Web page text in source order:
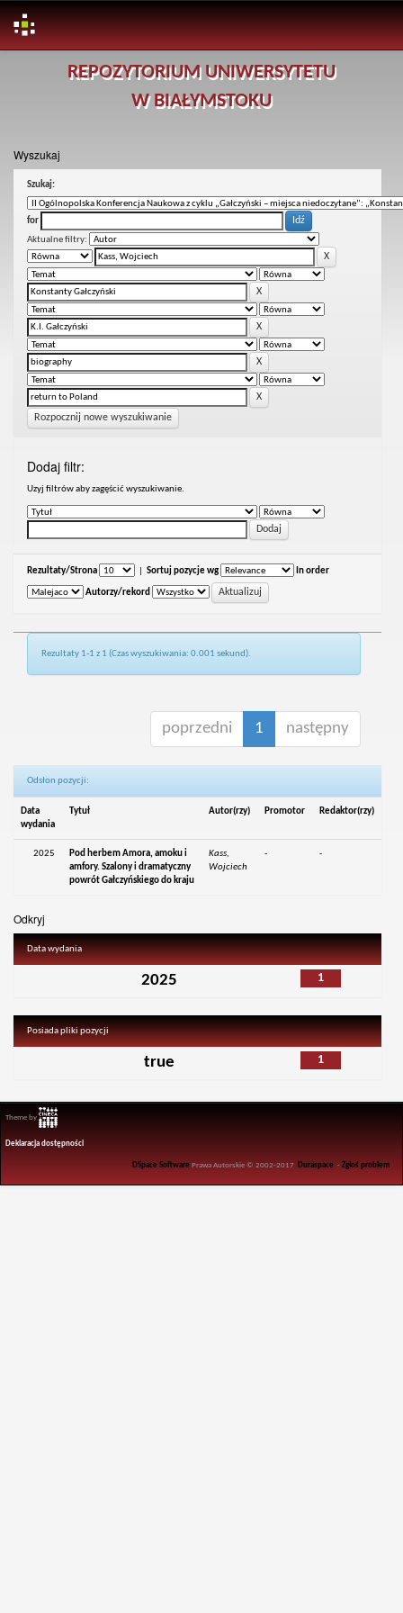
REPOZYTORIUM UNIWERSYTETU
W BIAŁYMSTOKU
Wyszukaj
Szukaj:
for
Aktualne filtry:
Rozpocznij nowe wyszukiwanie
Dodaj filtr:
Uzyj filtrów aby zagęścić wyszukiwanie.
Rezultaty/Strona Sortuj pozycje wg In order
Autorzy/rekord
Rezultaty 1-1 z 1 (Czas wyszukiwania: 0.001 sekund).
poprzedni 1 następny
Odsłon pozycji:
Data
wydania
Tytuł Autor(rzy) Promotor Redaktor(rzy)
2025
Pod herbem Amora, amoku i
amfory. Szalony i dramatyczny
powrót Gałczyńskiego do kraju
Kass,
Wojciech
- -
Odkryj
Data wydania
1
2025
Posiada pliki pozycji
1
true
Theme by
Deklaracja dostępności
DSpace Software Prawa Autorskie © 2002-2017 Duraspace -Zgłoś problem